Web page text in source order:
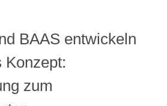
BAAS entwickeln
Konzept:
zum